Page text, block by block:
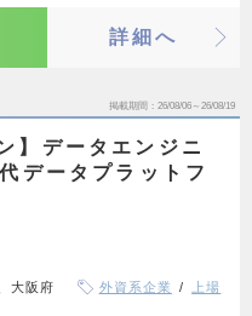
詳細へ
掲載期間 26/08/06～26/08/19
】データエンジニ
データプラットフ
大阪府 外資系企業
上場